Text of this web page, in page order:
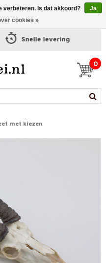
levering
0
met kiezen
verbeteren. Is dat akkoord?
Ja
cookies »